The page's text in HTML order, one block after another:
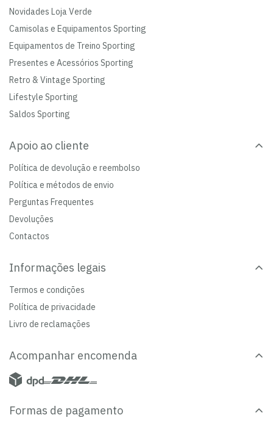
Novidades Loja Verde
Camisolas e Equipamentos Sporting
Equipamentos de Treino Sporting
Presentes e Acessórios Sporting
Retro & Vintage Sporting
Lifestyle Sporting
Saldos Sporting
Apoio ao cliente
Política de devolução e reembolso
Política e métodos de envio
Perguntas Frequentes
Devoluções
Contactos
Informações legais
Termos e condições
Política de privacidade
Livro de reclamações
Acompanhar encomenda
Formas de pagamento